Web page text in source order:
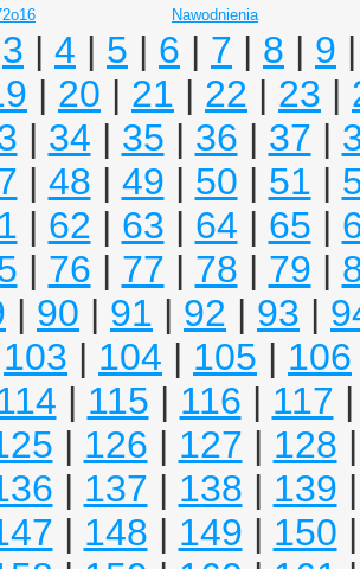
Nawodnienia
3 | 4 | 5 | 6 | 7 | 8 | 9
| 20 | 21 | 22 | 23 |
| 34 | 35 | 36 | 37 |
| 48 | 49 | 50 | 51 |
| 62 | 63 | 64 | 65 |
| 76 | 77 | 78 | 79 |
| 90 | 91 | 92 | 93 |
103 | 104 | 105 | 106
| 115 | 116 | 117
| 126 | 127 | 128
| 137 | 138 | 139
| 148 | 149 | 150